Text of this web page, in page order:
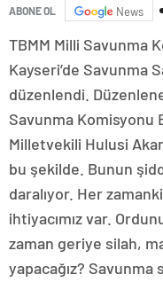
ABONE OL News
TBMM Milli Savunma
Kayseri’de Savunma
düzenlendi.
Savunma Komisyonu
Milletvekili Hulusi
bu şekilde. Bunun
daralıyor. Her
ihtiyacımız var.
zaman geriye silah,
yapacağız?